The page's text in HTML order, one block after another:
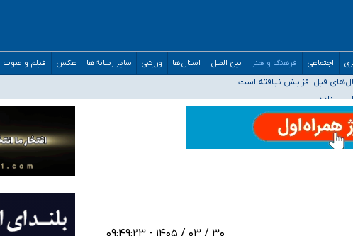
اجتماعی فرهنگ و هنر بین الملل استان‌ها ورزشی سایر رسانه‌ها عکس فیلم و صوت
قبل افزایش نیافته است
فوت حمیدرضا رجب‌زاده
ارائه شود
دریافت‌های غیرمتعارف در شأن پزشکی و کشورمان نیست/ نظام سلامت جلوی این رویه را بگیرد